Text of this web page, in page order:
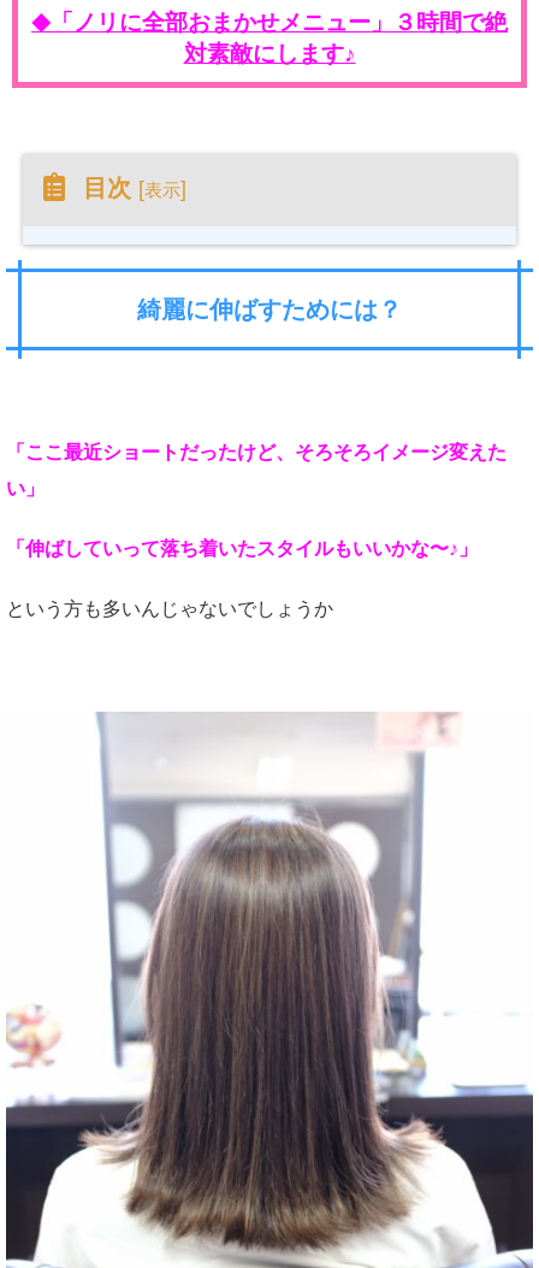
◆
「ノリに全部おまかせメニュー」３時間で絶
対素敵にします♪
目次 [表示]
綺麗に伸ばすためには？
「ここ最近ショートだったけど、そろそろイメージ変えた
い」
「伸ばしていって落ち着いたスタイルもいいかな〜♪」
という方も多いんじゃないでしょうか